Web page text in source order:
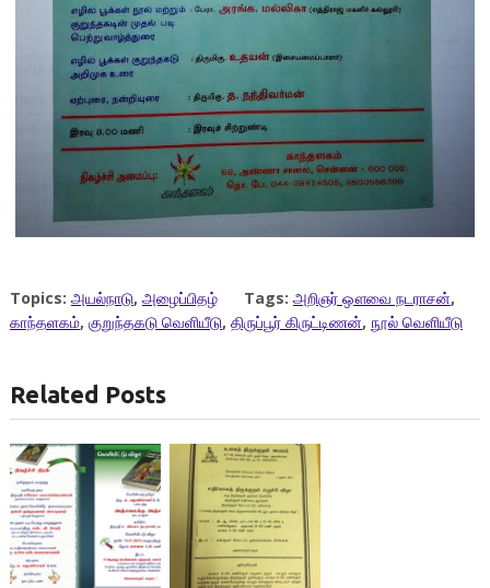
Topics: அயல்நாடு, அழைப்பிதழ் Tags: அறிஞர் ஔவை நடராசன்,
காந்தளகம், குறுந்தகடு வெளியீடு, திருப்பூர் கிருட்டிணன், நூல் வெளியீடு
Related Posts